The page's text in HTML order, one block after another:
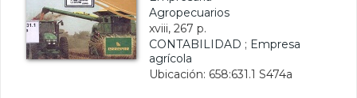
Agropecuarios
xviii, 267 p.
CONTABILIDAD ; Empresa
agrícola
Ubicación: 658:631.1 S474a